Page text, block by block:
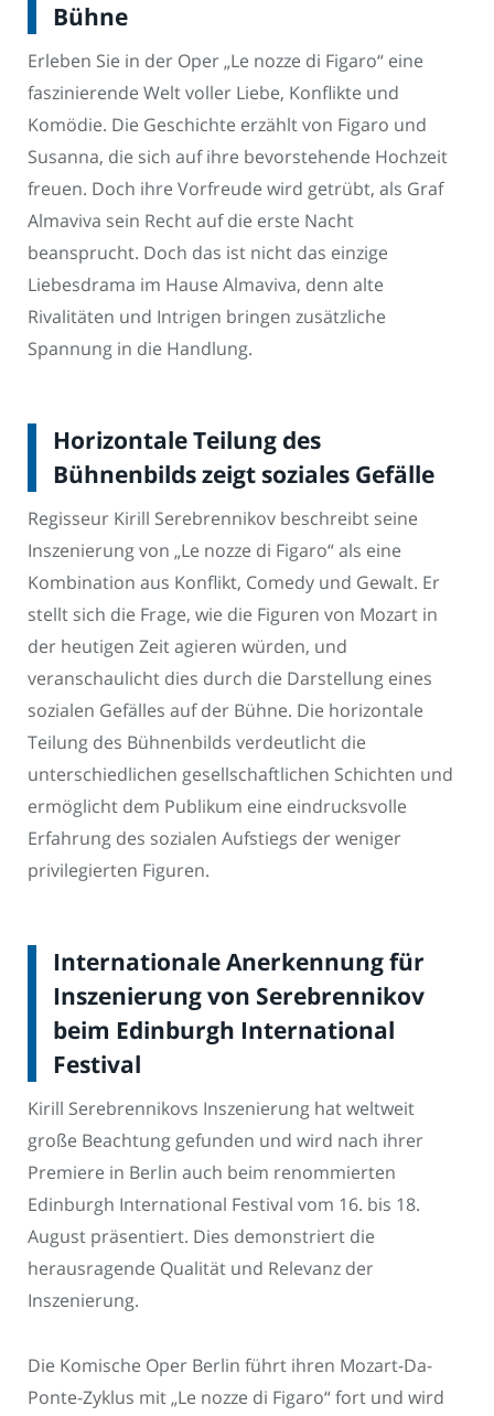
Bühne
Erleben Sie in der Oper „Le nozze di Figaro“ eine
faszinierende Welt voller Liebe, Konflikte und
Komödie. Die Geschichte erzählt von Figaro und
Susanna, die sich auf ihre bevorstehende Hochzeit
freuen. Doch ihre Vorfreude wird getrübt, als Graf
Almaviva sein Recht auf die erste Nacht
beansprucht. Doch das ist nicht das einzige
Liebesdrama im Hause Almaviva, denn alte
Rivalitäten und Intrigen bringen zusätzliche
Spannung in die Handlung.
Horizontale Teilung des
Bühnenbilds zeigt soziales Gefälle
Regisseur Kirill Serebrennikov beschreibt seine
Inszenierung von „Le nozze di Figaro“ als eine
Kombination aus Konflikt, Comedy und Gewalt. Er
stellt sich die Frage, wie die Figuren von Mozart in
der heutigen Zeit agieren würden, und
veranschaulicht dies durch die Darstellung eines
sozialen Gefälles auf der Bühne. Die horizontale
Teilung des Bühnenbilds verdeutlicht die
unterschiedlichen gesellschaftlichen Schichten und
ermöglicht dem Publikum eine eindrucksvolle
Erfahrung des sozialen Aufstiegs der weniger
privilegierten Figuren.
Internationale Anerkennung für
Inszenierung von Serebrennikov
beim Edinburgh International
Festival
Kirill Serebrennikovs Inszenierung hat weltweit
große Beachtung gefunden und wird nach ihrer
Premiere in Berlin auch beim renommierten
Edinburgh International Festival vom 16. bis 18.
August präsentiert. Dies demonstriert die
herausragende Qualität und Relevanz der
Inszenierung.
Die Komische Oper Berlin führt ihren Mozart-Da-
Ponte-Zyklus mit „Le nozze di Figaro“ fort und wird